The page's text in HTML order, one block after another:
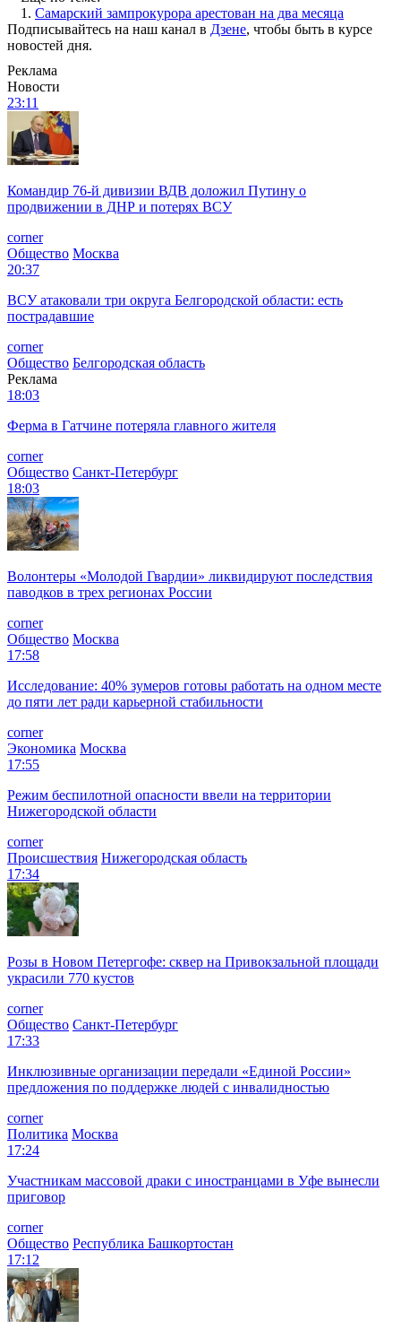
1. Самарский зампрокурора арестован на два месяца
Подписывайтесь на наш канал в Дзене, чтобы быть в курсе
новостей дня.
Реклама
Новости
23:11
Командир 76-й дивизии ВДВ доложил Путину о
продвижении в ДНР и потерях ВСУ
corner
Общество Москва
20:37
ВСУ атаковали три округа Белгородской области: есть
пострадавшие
corner
Общество Белгородская область
Реклама
18:03
Ферма в Гатчине потеряла главного жителя
corner
Общество Санкт-Петербург
18:03
Волонтеры «Молодой Гвардии» ликвидируют последствия
паводков в трех регионах России
corner
Общество Москва
17:58
Исследование: 40% зумеров готовы работать на одном месте
до пяти лет ради карьерной стабильности
corner
Экономика Москва
17:55
Режим беспилотной опасности ввели на территории
Нижегородской области
corner
Происшествия Нижегородская область
17:34
Розы в Новом Петергофе: сквер на Привокзальной площади
украсили 770 кустов
corner
Общество Санкт-Петербург
17:33
Инклюзивные организации передали «Единой России»
предложения по поддержке людей с инвалидностью
corner
Политика Москва
17:24
Участникам массовой драки с иностранцами в Уфе вынесли
приговор
corner
Общество Республика Башкортостан
17:12